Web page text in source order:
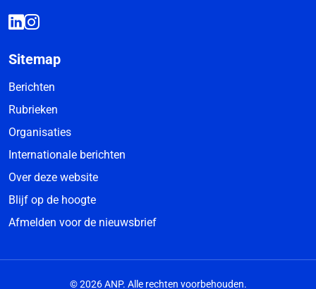
Sitemap
Berichten
Rubrieken
Organisaties
Internationale berichten
Over deze website
Blijf op de hoogte
Afmelden voor de nieuwsbrief
© 2026 ANP. Alle rechten voorbehouden.